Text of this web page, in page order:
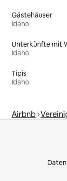
Gästehäuser
Idaho
Unterkünfte mit
Idaho
Tipis
Idaho
Airbnb